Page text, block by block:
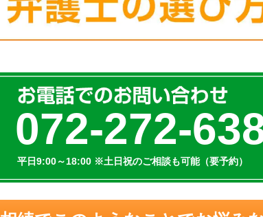
072-272-
平日9:00～18:00 ※土日祝のご相談も可能（要予約）